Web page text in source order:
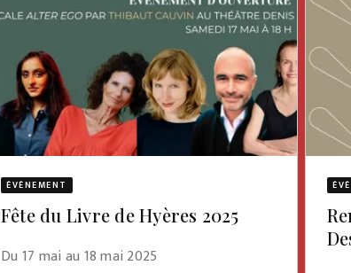
ÉVÈNEMENT
Fête du Livre de Hyères 2025
Du 17 mai au 18 mai 2025